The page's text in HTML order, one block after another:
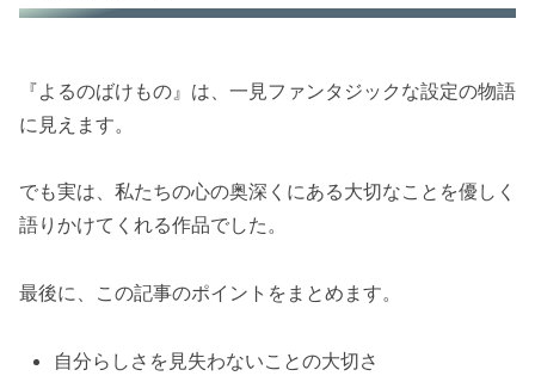
『よるのばけもの』は、一見ファンタジックな設定の物語
に見えます。
でも実は、私たちの心の奥深くにある大切なことを優しく
語りかけてくれる作品でした。
最後に、この記事のポイントをまとめます。
自分らしさを見失わないことの大切さ